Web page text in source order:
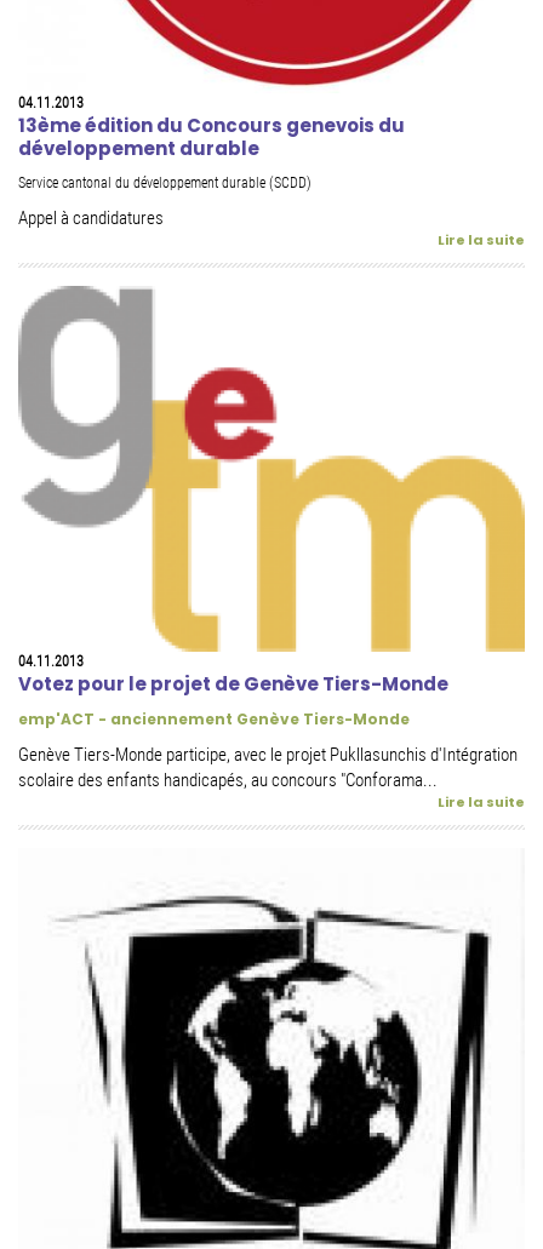
04.11.2013
13ème édition du Concours genevois du
développement durable
Service cantonal du développement durable (SCDD)
Appel à candidatures
Lire la suite
04.11.2013
Votez pour le projet de Genève Tiers-Monde
emp'ACT - anciennement Genève Tiers-Monde
Genève Tiers-Monde participe, avec le projet Pukllasunchis d'Intégration
scolaire des enfants handicapés, au concours "Conforama...
Lire la suite